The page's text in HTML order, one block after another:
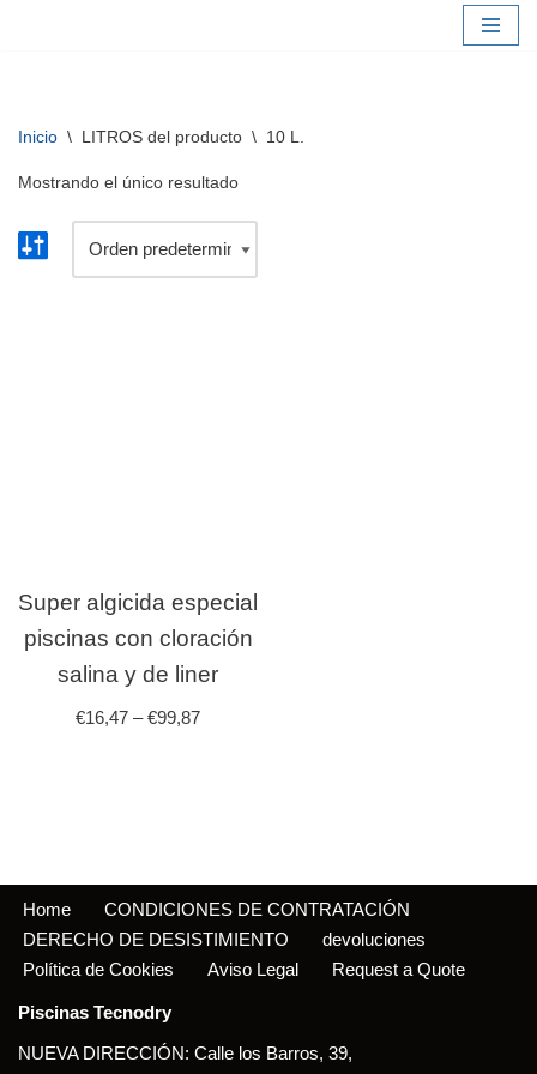
Inicio \ LITROS del producto \ 10 L.
Mostrando el único resultado
Super algicida especial
piscinas con cloración
salina y de liner
€16,47 –€99,87
Home
CONDICIONES DE CONTRATACIÓN
DERECHO DE DESISTIMIENTO
devoluciones
Política de Cookies
Aviso Legal Request a Quote
Piscinas Tecnodry
NUEVA DIRECCIÓN: Calle los Barros, 39,